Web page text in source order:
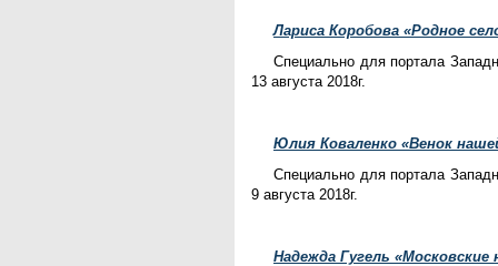
Лариса Коробова «Родное
Специально для портала
13 августа 2018г.
Юлия Коваленко «Венок
Специально для портала
9 августа 2018г.
Надежда Гугель «Московские